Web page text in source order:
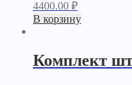
4400.00 ₽
В корзину
Комплект